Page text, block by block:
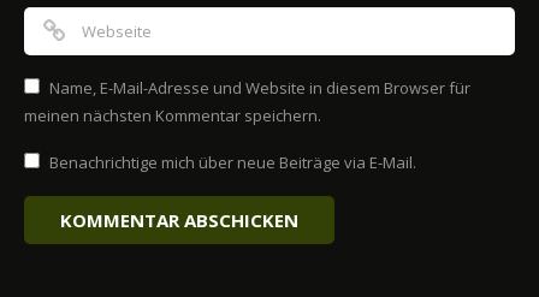
Name, E-Mail-Adresse und Website in diesem Browser für
meinen nächsten Kommentar speichern.
Benachrichtige mich über neue Beiträge via E-Mail.